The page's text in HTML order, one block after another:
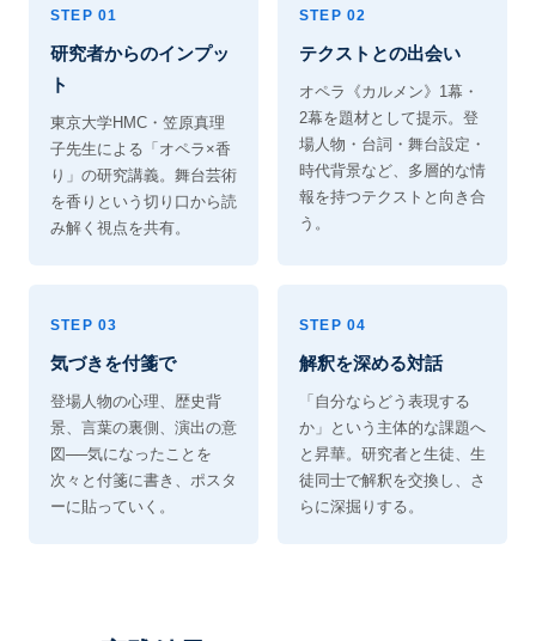
STEP 01
研究者からのインプッ
ト
東京大学HMC・笠原真理
子先生による「オペラ×香
り」の研究講義。舞台芸術
を香りという切り口から読
み解く視点を共有。
STEP 02
テクストとの出会い
オペラ《カルメン》1幕・
2幕を題材として提示。登
場人物・台詞・舞台設定・
時代背景など、多層的な情
報を持つテクストと向き合
う。
STEP 03
気づきを付箋で
登場人物の心理、歴史背
景、言葉の裏側、演出の意
図──気になったことを
次々と付箋に書き、ポスタ
ーに貼っていく。
STEP 04
解釈を深める対話
「自分ならどう表現する
か」という主体的な課題へ
と昇華。研究者と生徒、生
徒同士で解釈を交換し、さ
らに深掘りする。